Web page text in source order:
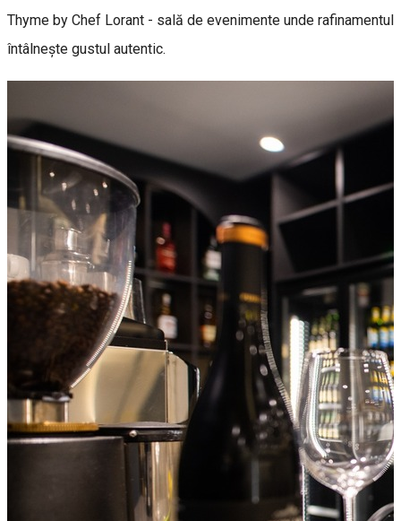
Thyme by Chef Lorant - sală de evenimente unde rafinamentul
întâlnește gustul autentic.